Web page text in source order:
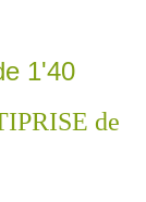
1'40
de